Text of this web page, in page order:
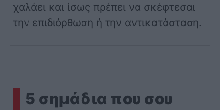
χαλάει και ίσως πρέπει να σκέφτεσαι
την επιδιόρθωση ή την αντικατάσταση.
5 σημάδια που σου